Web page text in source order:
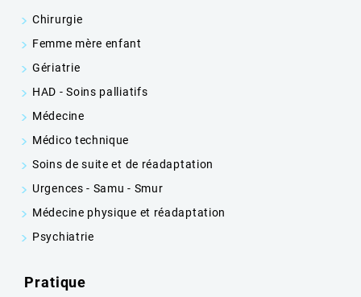
Chirurgie
Femme mère enfant
Gériatrie
HAD - Soins palliatifs
Médecine
Médico technique
Soins de suite et de réadaptation
Urgences - Samu - Smur
Médecine physique et réadaptation
Psychiatrie
Pratique